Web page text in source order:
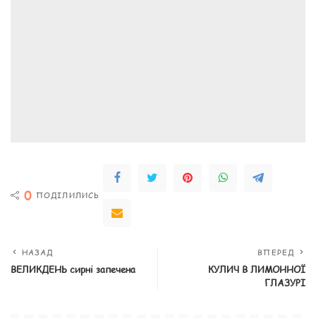
0 ПОДІЛИЛИСЬ
НАЗАД
ВЕЛИКДЕНЬ сирні запечена
ВПЕРЕД
КУЛИЧ В ЛИМОННОЇ
ГЛАЗУРІ